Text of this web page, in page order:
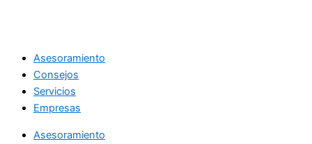
Asesoramiento
Consejos
Servicios
Empresas
Asesoramiento